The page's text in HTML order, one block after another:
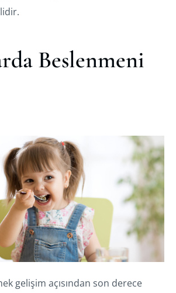
Beslenmeni
gelişim açısından son derece